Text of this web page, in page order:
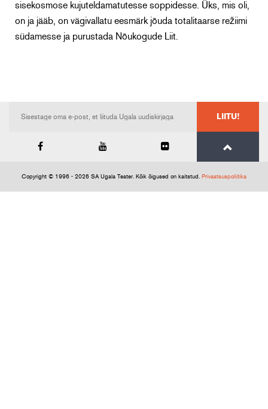
sisekosmose kujuteldamatutesse soppidesse. Üks, mis oli,
on ja jääb, on vägivallatu eesmärk jõuda totalitaarse režiimi
südamesse ja purustada Nõukogude Liit.
LIITU!
Copyright © 1996 - 2026 SA Ugala Teater. Kõik õigused on kaitstud. Privaatsuspoliitika